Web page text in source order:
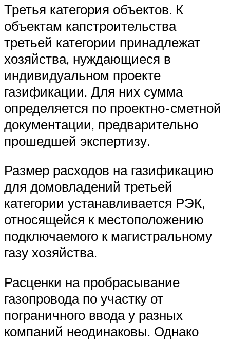
Третья категория объектов. К
объектам капстроительства
третьей категории принадлежат
хозяйства, нуждающиеся в
индивидуальном проекте
газификации. Для них сумма
определяется по проектно-сметной
документации, предварительно
прошедшей экспертизу.
Размер расходов на газификацию
для домовладений третьей
категории устанавливается РЭК,
относящейся к местоположению
подключаемого к магистральному
газу хозяйства.
Расценки на пробрасывание
газопровода по участку от
пограничного ввода у разных
компаний неодинаковы. Однако